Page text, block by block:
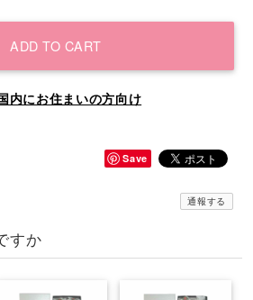
ADD TO CART
内にお住まいの方向け
Save
通報する
すか